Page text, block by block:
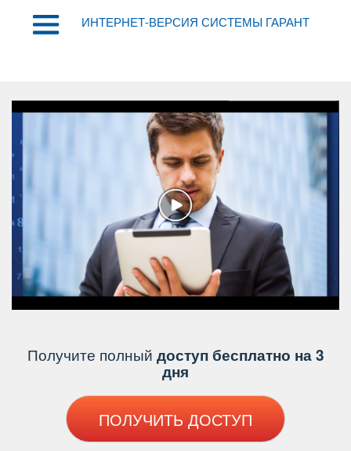
ИНТЕРНЕТ-ВЕРСИЯ СИСТЕМЫ ГАРАНТ
Получите полный доступ бесплатно на 3
дня
ПОЛУЧИТЬ ДОСТУП